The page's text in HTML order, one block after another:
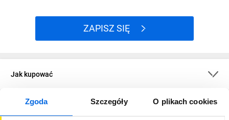
Zgoda Szczegóły O plikach cookies
ZAPISZ SIĘ
Jak kupować
O firmie